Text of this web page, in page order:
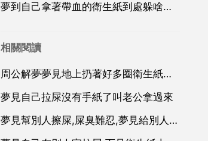
夢到自己拿著帶血的衛生紙到處躲啥意思
相關閱讀
周公解夢夢見地上扔著好多圈衛生紙是什麼意思
夢見自己拉屎沒有手紙了叫老公拿過來
夢見幫別人擦屎,屎臭難忍,夢見給別人擦屎？